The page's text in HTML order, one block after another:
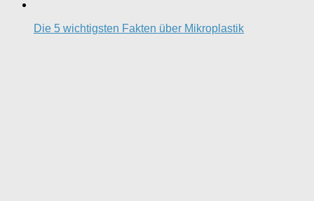
Die 5 wichtigsten Fakten über Mikroplastik